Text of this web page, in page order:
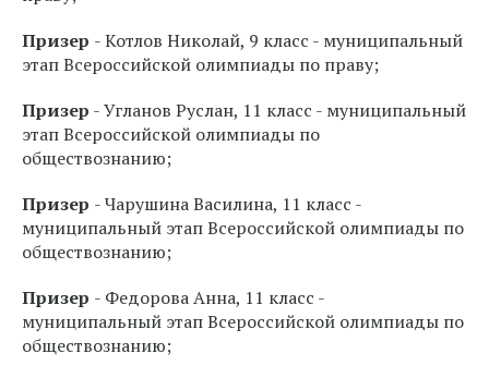
Призер - Котлов Николай, 9 класс - муниципальный
этап Всероссийской олимпиады по праву;
Призер - Угланов Руслан, 11 класс - муниципальный
этап Всероссийской олимпиады по
обществознанию;
Призер - Чарушина Василина, 11 класс -
муниципальный этап Всероссийской олимпиады по
обществознанию;
Призер - Федорова Анна, 11 класс -
муниципальный этап Всероссийской олимпиады по
обществознанию;